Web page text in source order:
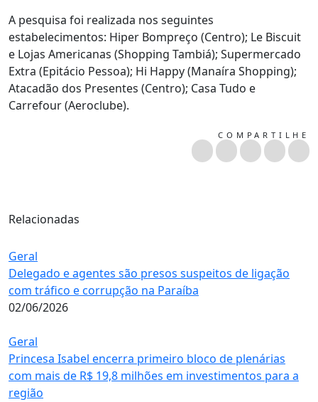
A pesquisa foi realizada nos seguintes
estabelecimentos: Hiper Bompreço (Centro); Le Biscuit
e Lojas Americanas (Shopping Tambiá); Supermercado
Extra (Epitácio Pessoa); Hi Happy (Manaíra Shopping);
Atacadão dos Presentes (Centro); Casa Tudo e
Carrefour (Aeroclube).
COMPARTILHE
Relacionadas
Geral
Delegado e agentes são presos suspeitos de ligação
com tráfico e corrupção na Paraíba
02/06/2026
Geral
Princesa Isabel encerra primeiro bloco de plenárias
com mais de R$ 19,8 milhões em investimentos para a
região